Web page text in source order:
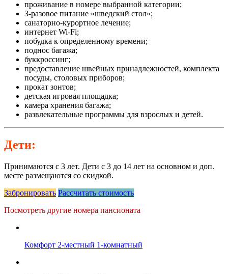
проживание в номере выбранной категории;
3-разовое питание «шведский стол»;
санаторно-курортное лечение;
интернет Wi-Fi;
побудка к определенному времени;
поднос багажа;
буккроссинг;
предоставление швейных принадлежностей, комплекта
посуды, столовых приборов;
прокат зонтов;
детская игровая площадка;
камера хранения багажа;
развлекательные программы для взрослых и детей.
Дети:
Принимаются с 3 лет. Дети с 3 до 14 лет на основном и доп.
месте размещаются со скидкой.
Забронировать Рассчитать стоимость
Посмотреть другие номера пансионата
Комфорт 2-местный 1-комнатный